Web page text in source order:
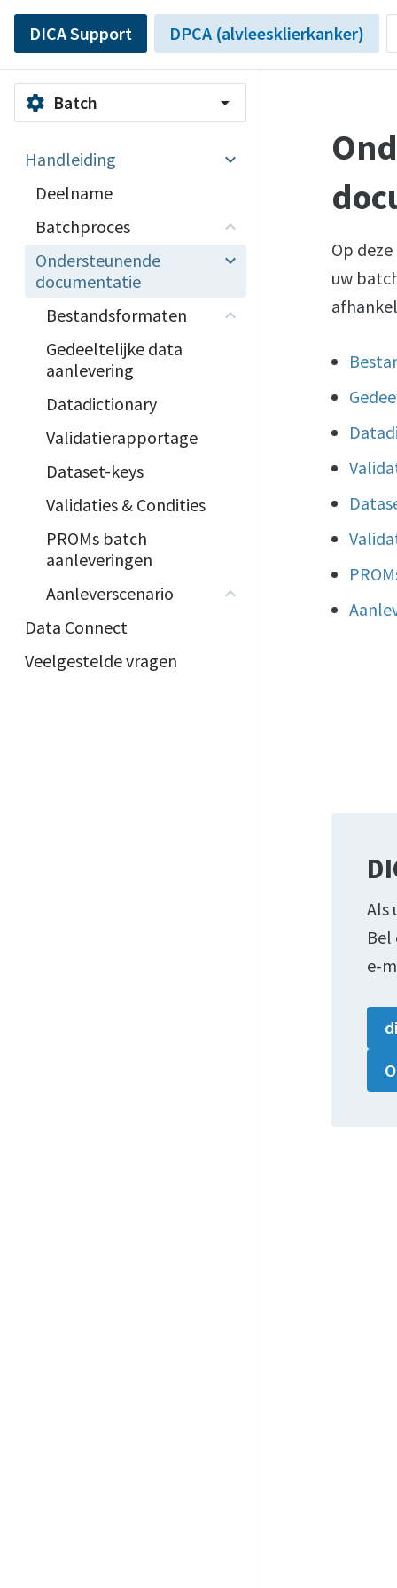
DICA Support DPCA (alvleesklierkanker)
settings Batch arrow_drop_down
Handleiding
Deelname
Batchproces
Ondersteunende
documentatie
Bestandsformaten
Gedeeltelijke data
aanlevering
Datadictionary
Validatierapportage
Dataset-keys
Validaties & Condities
PROMs batch
aanleveringen
Aanleverscenario
Data Connect
Veelgestelde vragen
Op
uw
Als
e-